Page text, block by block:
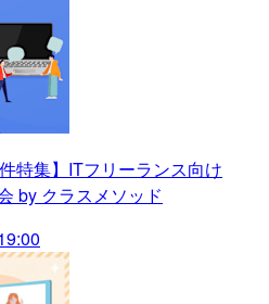
特集】ITフリーランス向け
by クラスメソッド